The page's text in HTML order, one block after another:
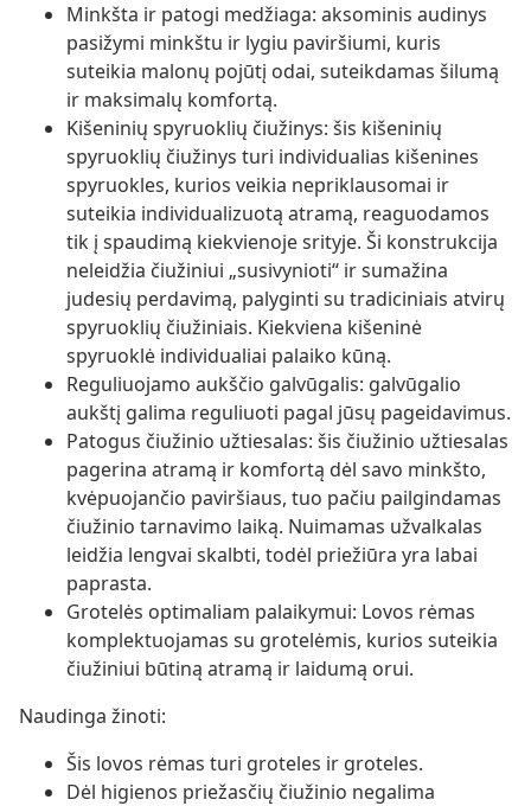
Minkšta ir patogi medžiaga: aksominis audinys
pasižymi minkštu ir lygiu paviršiumi, kuris
suteikia malonų pojūtį odai, suteikdamas šilumą
ir maksimalų komfortą.
Kišeninių spyruoklių čiužinys: šis kišeninių
spyruoklių čiužinys turi individualias kišenines
spyruokles, kurios veikia nepriklausomai ir
suteikia individualizuotą atramą, reaguodamos
tik į spaudimą kiekvienoje srityje. Ši konstrukcija
neleidžia čiužiniui „susivynioti“ ir sumažina
judesių perdavimą, palyginti su tradiciniais atvirų
spyruoklių čiužiniais. Kiekviena kišeninė
spyruoklė individualiai palaiko kūną.
Reguliuojamo aukščio galvūgalis: galvūgalio
aukštį galima reguliuoti pagal jūsų pageidavimus.
Patogus čiužinio užtiesalas: šis čiužinio užtiesalas
pagerina atramą ir komfortą dėl savo minkšto,
kvėpuojančio paviršiaus, tuo pačiu pailgindamas
čiužinio tarnavimo laiką. Nuimamas užvalkalas
leidžia lengvai skalbti, todėl priežiūra yra labai
paprasta.
Grotelės optimaliam palaikymui: Lovos rėmas
komplektuojamas su grotelėmis, kurios suteikia
čiužiniui būtiną atramą ir laidumą orui.
Naudinga žinoti:
Šis lovos rėmas turi groteles ir groteles.
Dėl higienos priežasčių čiužinio negalima